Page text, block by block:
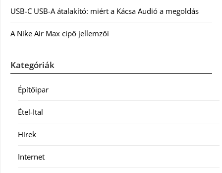
USB-C USB-A átalakító: miért a Kácsa Audió a megoldás
A Nike Air Max cipő jellemzői
Kategóriák
Építőipar
Étel-Ital
Hírek
Internet